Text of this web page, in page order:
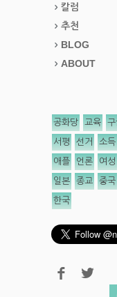
칼럼
추천
BLOG
ABOUT
공화당 교육
서평 선거 소
애플 언론 여성
일본 종교 중국
한국